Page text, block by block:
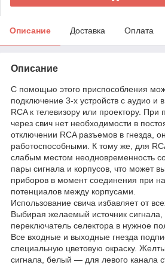
Описание Доставка Оплата
Описание
С помощью этого приспособления
подключение 3-х устройств с аудио и
RCA к телевизору или проектору. При
через свич нет необходимости в
отключении RCA разъемов в гнезда,
работоспособными. К тому же, для
слабым местом неодновременность
пары сигнала и корпусов, что может
приборов в момент соединения при
потенциалов между корпусами.
Использование свича избавляет от
Выбирая желаемый источник сигнала,
переключатель селектора в нужное
Все входные и выходные гнезда
специальную цветовую окраску.
сигнала, белый ― для левого канала